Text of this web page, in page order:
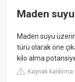
Maden suyu
Maden suyu
türü olarak öne
kilo alma
Kaynak